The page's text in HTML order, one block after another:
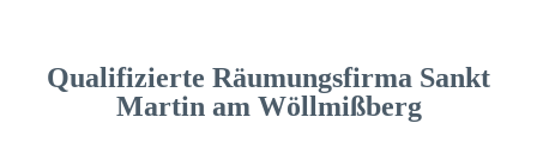
Qualifizierte Räumungsfirma Sankt
Martin am Wöllmißberg